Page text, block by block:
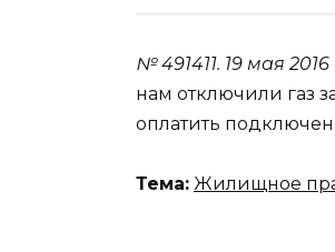
№ 491411. 19 мая 2016
нам отключили газ
оплатить
Тема: Жилищное